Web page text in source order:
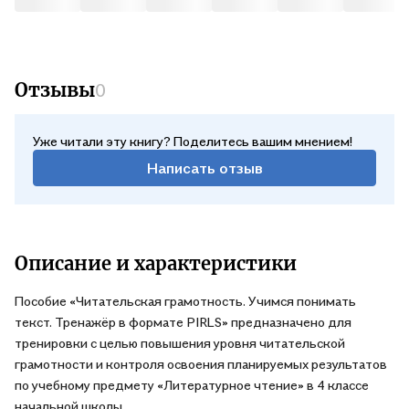
Отзывы0
Уже читали эту книгу? Поделитесь вашим мнением!
Написать отзыв
Описание и характеристики
Пособие «Читательская грамотность. Учимся понимать
текст. Тренажёр в формате PIRLS» предназначено для
тренировки с целью повышения уровня читательской
грамотности и контроля освоения планируемых результатов
по учебному предмету «Литературное чтение» в 4 классе
начальной школы.